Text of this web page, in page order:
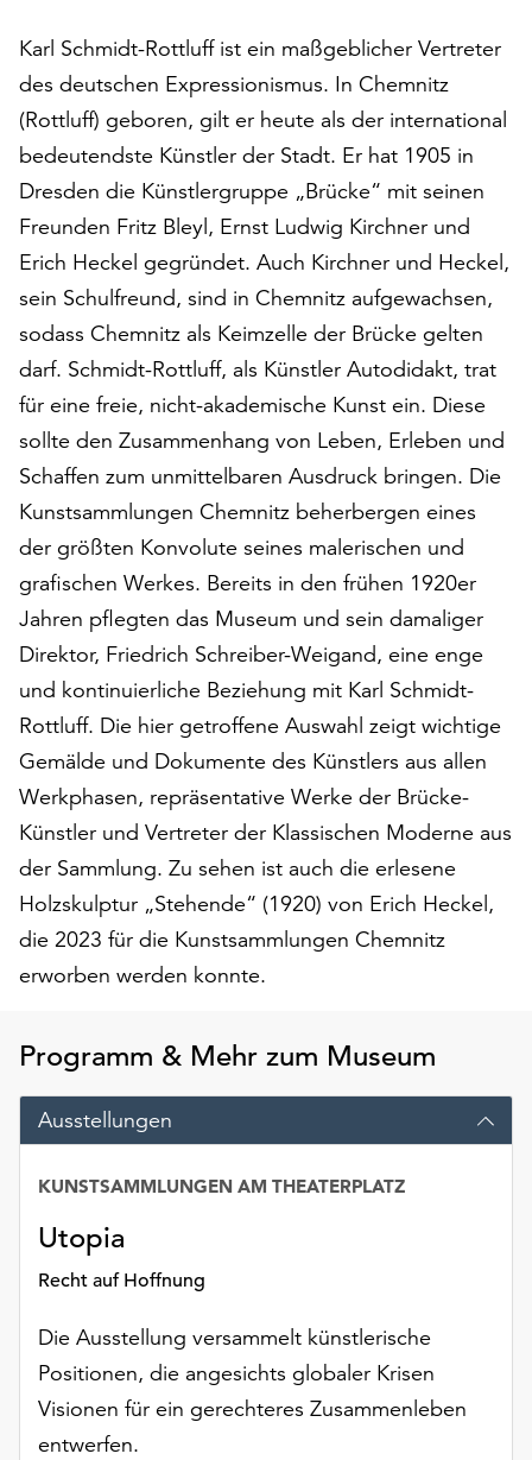
„Alle
akzeptieren“,
um
alle
Cookies
zu
akzeptieren.
Sie
können
Ihr
Einverständnis
ändern
und
widerrufen.
Dafür
steht
Ihnen
am
Ende
der
Seite
die
Schaltfläche
Einstellungen“
zur
Verfügung.
Funktionale
Cookies
werden
auch
ohne
Ihr
Einverständnis
Möchten
Sie
die
Cookies
erreichen
Sie
Einstellungen
über
die
Schaltfläche
„Auswählen“.
Karl Schmidt-Rottluff ist ein maßgeblicher Vertreter
des deutschen Expressionismus. In Chemnitz
(Rottluff) geboren, gilt er heute als der international
bedeutendste Künstler der Stadt. Er hat 1905 in
Dresden die Künstlergruppe „Brücke“ mit seinen
Freunden Fritz Bleyl, Ernst Ludwig Kirchner und
Erich Heckel gegründet. Auch Kirchner und Heckel,
sein Schulfreund, sind in Chemnitz aufgewachsen,
sodass Chemnitz als Keimzelle der Brücke gelten
darf. Schmidt-Rottluff, als Künstler Autodidakt, trat
für eine freie, nicht-akademische Kunst ein. Diese
sollte den Zusammenhang von Leben, Erleben und
Schaffen zum unmittelbaren Ausdruck bringen. Die
Kunstsammlungen Chemnitz beherbergen eines
der größten Konvolute seines malerischen und
grafischen Werkes. Bereits in den frühen 1920er
Jahren pflegten das Museum und sein damaliger
Direktor, Friedrich Schreiber-Weigand, eine enge
und kontinuierliche Beziehung mit Karl Schmidt-
Rottluff. Die hier getroffene Auswahl zeigt wichtige
Gemälde und Dokumente des Künstlers aus allen
Werkphasen, repräsentative Werke der Brücke-
Künstler und Vertreter der Klassischen Moderne aus
der Sammlung. Zu sehen ist auch die erlesene
Holzskulptur „Stehende“ (1920) von Erich Heckel,
die 2023 für die Kunstsammlungen Chemnitz
erworben werden konnte.
Programm & Mehr zum Museum
Ausstellungen
Utopia
Recht auf Hoffnung
KUNSTSAMMLUNGEN AM THEATERPLATZ
Die Ausstellung versammelt künstlerische
Positionen, die angesichts globaler Krisen
Visionen für ein gerechteres Zusammenleben
entwerfen.